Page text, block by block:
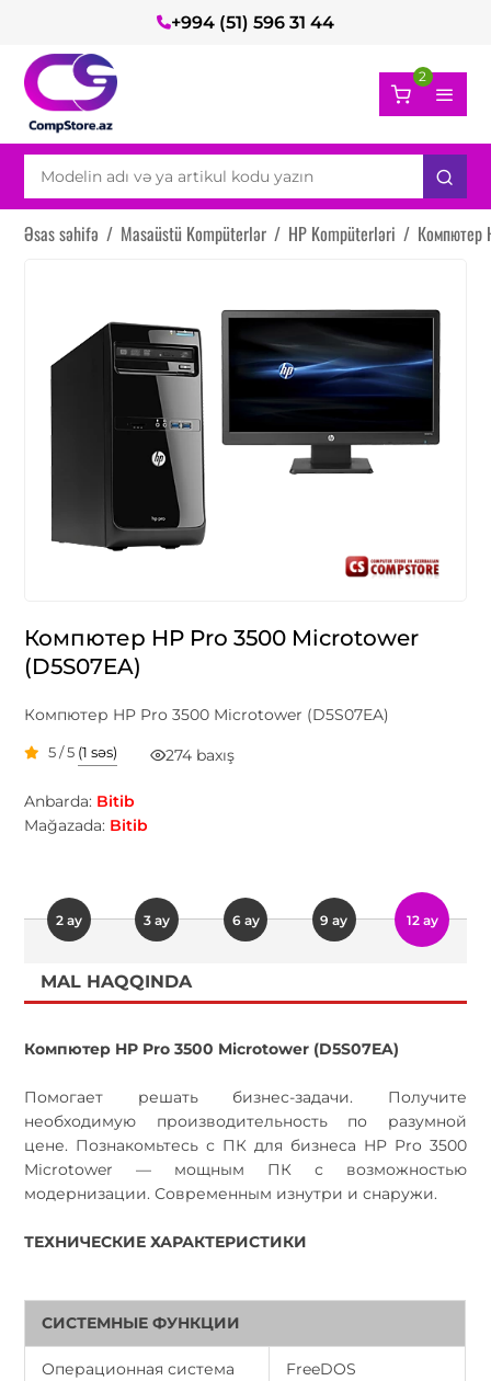
+994 (51) 596 31 44
2
Əsas səhifə / Masaüstü Kompüterlər / HP Kompüterləri / Компютер
Компютер HP Pro 3500 Microtower
(D5S07EA)
Компютер HP Pro 3500 Microtower (D5S07EA)
5 / 5 (1 səs) 274 baxış
Anbarda: Bitib
Mağazada: Bitib
2 ay 3 ay 6 ay 9 ay 12 ay
MAL HAQQINDA
Компютер HP Pro 3500 Microtower (D5S07EA)
Помогает решать бизнес-задачи. Получите
необходимую производительность по разумной
цене. Познакомьтесь с ПК для бизнеса HP Pro 3500
Microtower — мощным ПК с возможностью
модернизации. Современным изнутри и снаружи.
ТЕХНИЧЕСКИЕ ХАРАКТЕРИСТИКИ
СИСТЕМНЫЕ ФУНКЦИИ
Операционная система FreeDOS